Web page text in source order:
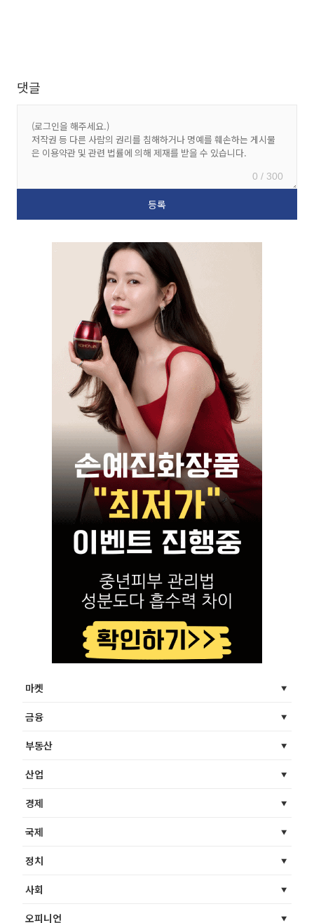
댓글
0 / 300
마켓
금융
부동산
산업
경제
국제
정치
사회
오피니언